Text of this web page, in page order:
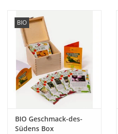
BIO
BIO Geschmack-des-
Südens Box